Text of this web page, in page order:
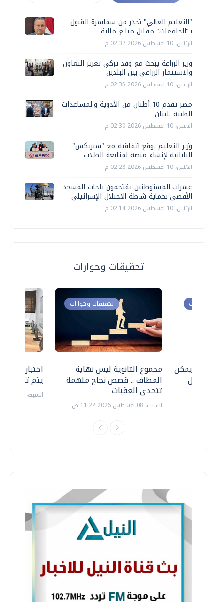
"التعليم العالي" تحذر من سماسرة القبول
بـ"الجامعات" مقابل مبالغ مالية
الإثنين، 10 اغسطس 2026 02:37 م
وزير الزراعة يبحث مع وفد تركي تعزيز التعاون
والاستثمار الزراعي بين البلدين
الإثنين، 10 اغسطس 2026 02:35 م
مصر تقدم 10 أطنان من الأدوية والمساعدات
الطبية للبنان
الإثنين، 10 اغسطس 2026 02:30 م
وزير التعليم يوقع اتفاقية مع "سبريكس"
اليابانية لإنشاء منصة لمتابعة الطلاب
الإثنين، 10 اغسطس 2026 02:28 م
عشرات المستوطنين يقتحمون باحات المسجد
الأقصى بحماية شرطة الاحتلال الإسرائيلي
الإثنين، 10 اغسطس 2026 02:14 م
تحقيقات وحوارات
اختبارات
يتم
السبت، 18 يوليو 2026 09:22 ص
تحقيقات وحوارات
مجموع الثانوية ليس نهاية
المطاف .. قصص نجاح ملهمة
تتحدى العقبات
السبت، 08 اغسطس 2026 11:22 ص
وحوارات
.. هل يمكن
نتعامل